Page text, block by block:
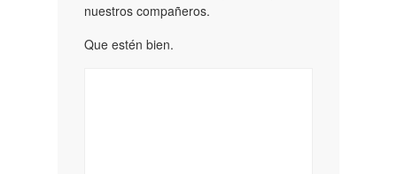
nuestros compañeros.
Que estén bien.